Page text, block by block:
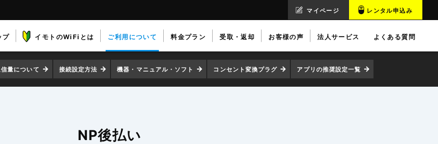
マイページ レンタル申込み
プ イモトのWiFiとは ご利用について 料金プラン 受取・返却 お客様の声 法人サービス よくある質問
量について 接続設定方法 機器・マニュアル・ソフト コンセント変換プラグ アプリの推奨設定一覧
NP後払い